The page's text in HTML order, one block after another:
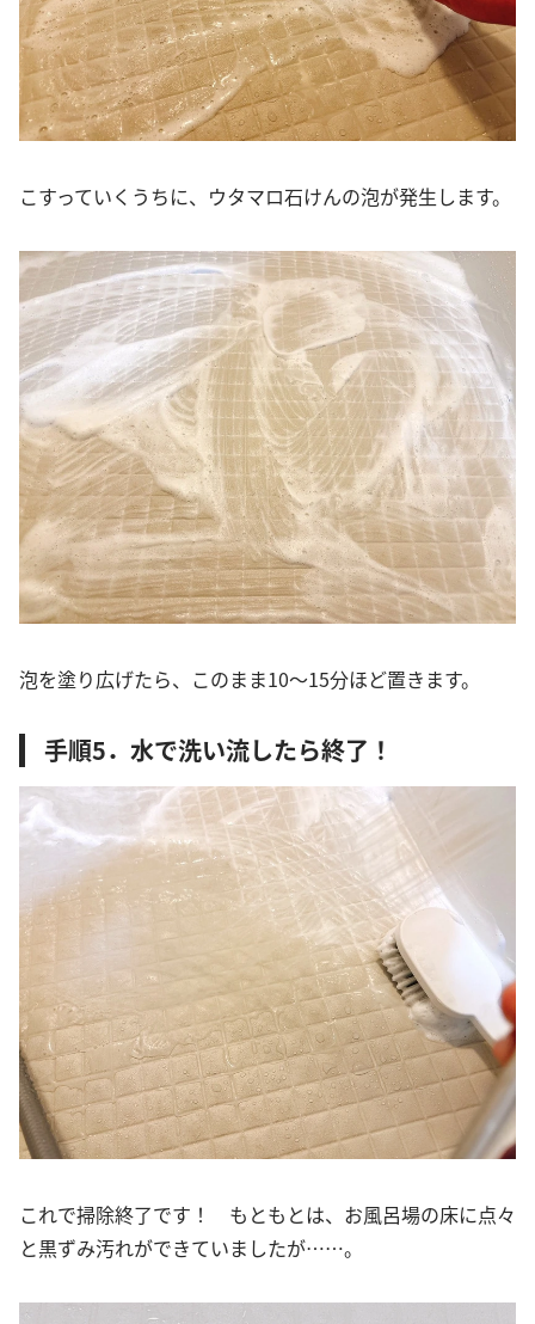
こすっていくうちに、ウタマロ石けんの泡が発生します。
泡を塗り広げたら、このまま10～15分ほど置きます。
手順5．水で洗い流したら終了！
これで掃除終了です！ もともとは、お風呂場の床に点々
と黒ずみ汚れができていましたが……。